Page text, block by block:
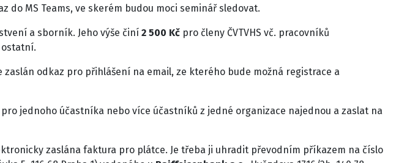
do MS Teams, ve skerém budou moci seminář sledovat.
a sborník. Jeho výše činí 2 500 Kč pro členy ČVTVHS vč. pracovníků
ostatní.
odkaz pro přihlášení na email, ze kterého bude možná registrace a
jednoho účastníka nebo více účastníků z jedné organizace najednou a zaslat na
zaslána faktura pro plátce. Je třeba ji uhradit převodním příkazem na číslo